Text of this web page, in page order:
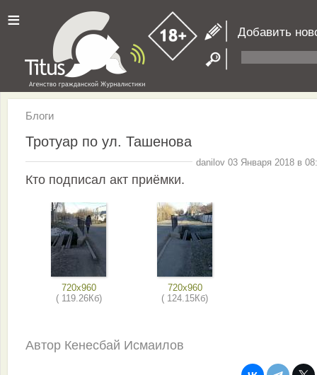
≡ Добавить
Блоги
Тротуар по ул. Ташенова
danilov 03 Января 2018 в
Кто подписал акт приёмки.
720x960
( 119.26Кб)
720x960
( 124.15Кб)
Автор Кенесбай Исмаилов